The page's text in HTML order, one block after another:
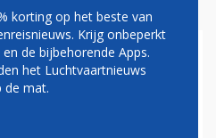
nu ook met Boeing 787-9
korting op het beste van
Krijg onbeperkt
de bijbehorende Apps.
het Luchtvaartnieuws
de mat.